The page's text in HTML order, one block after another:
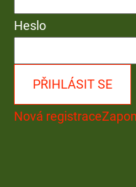
Heslo
PŘIHLÁSIT SE
Nová registrace